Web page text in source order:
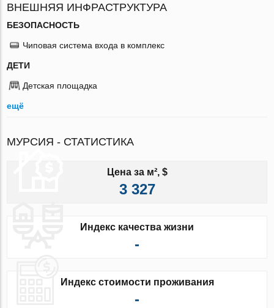
ВНЕШНЯЯ ИНФРАСТРУКТУРА
БЕЗОПАСНОСТЬ
Чиповая система входа в комплекс
ДЕТИ
Детская площадка
ещё
МУРСИЯ - СТАТИСТИКА
Цена за м², $
3 327
Индекс качества жизни
-
Индекс стоимости проживания
-